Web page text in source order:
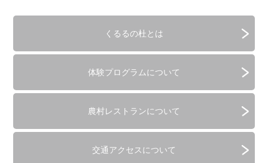
くるるの杜とは
体験プログラムについて
農村レストランについて
交通アクセスについて